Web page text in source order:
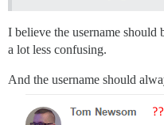
I believe the username should
a lot less confusing.
And the username should